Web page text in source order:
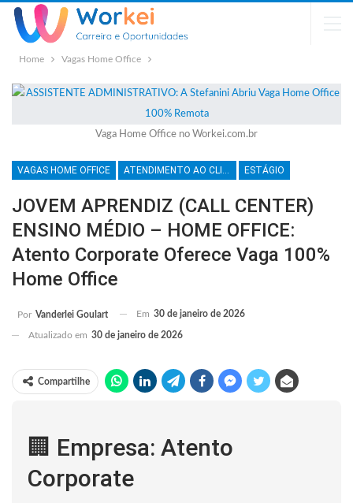
Home Vagas Home Office
Vaga Home Office no Workei.com.br
VAGAS HOME OFFICE ATENDIMENTO AO CLIENTE ESTÁGIO
JOVEM APRENDIZ (CALL CENTER)
ENSINO MÉDIO – HOME OFFICE:
Atento Corporate Oferece Vaga 100%
Home Office
Por Vanderlei Goulart Em 30 de janeiro de 2026
Atualizado em 30 de janeiro de 2026
Compartilhe
🏢 Empresa: Atento
Corporate